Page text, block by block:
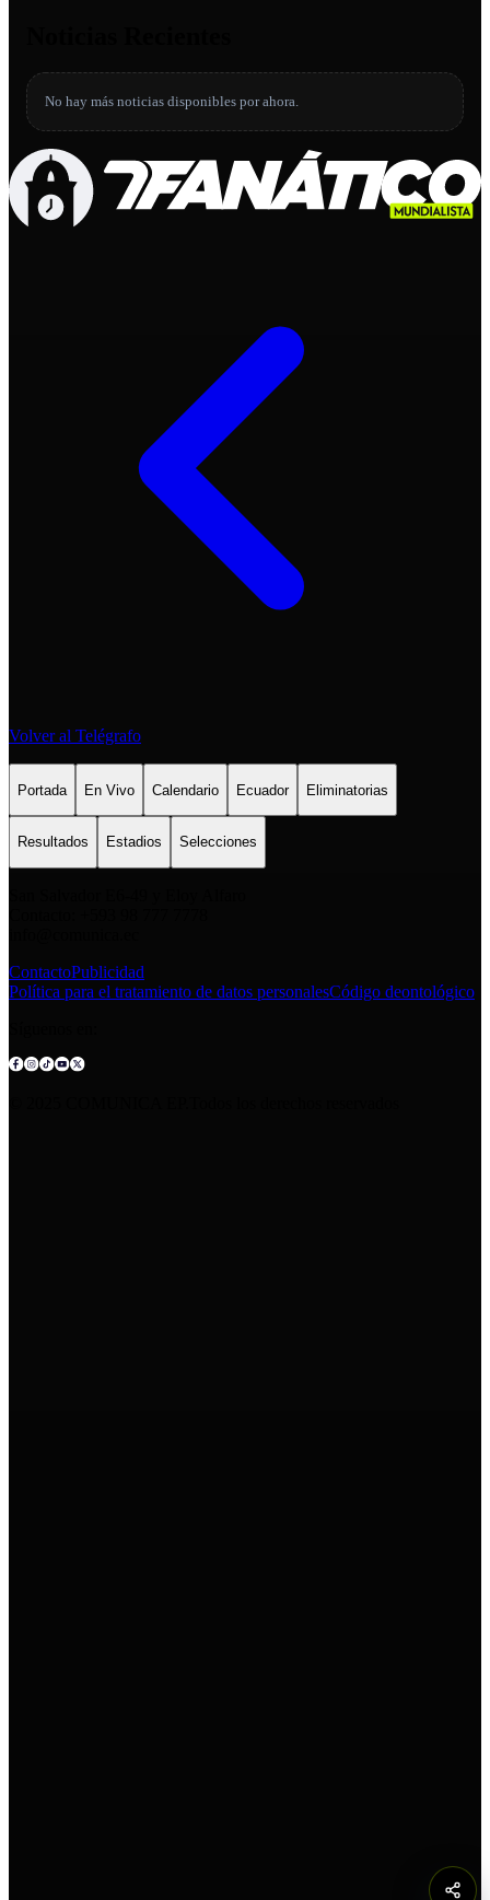
No hay más noticias disponibles por ahora.
Volver al Telégrafo
Portada En Vivo Calendario Ecuador Eliminatorias
Resultados Estadios Selecciones
ContactoPublicidad
Política para el tratamiento de datos personalesCódigo deontológico